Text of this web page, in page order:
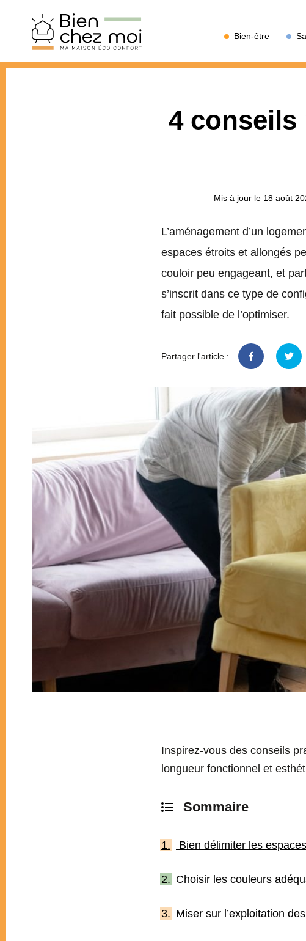
Bien-être
4 conseils
Mis à jour le 18 août
L’aménagement d’un
espaces étroits et allongés
couloir peu engageant, et
s’inscrit dans ce type de
fait possible de l’optimiser.
Partager l'article :
Inspirez-vous des conseils
longueur fonctionnel et
Bien délimiter les espaces
Choisir les couleurs
Miser sur l’exploitation